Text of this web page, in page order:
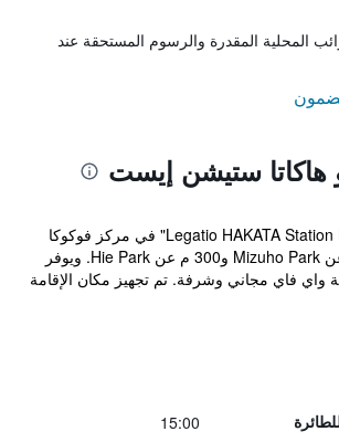
المحلية المقدرة والرسوم المستحقة عند
هاكاتا ستيشن إيست
يقع مكان إقامة "Legatio HAKATA Station East" في مركز فوكوكا
ويبعد مسافة 200 م عن Mizuho Park و300 م عن Hie Park. ويوفر
واي فاي مجاني وشرفة. تم تجهيز مكان الإقامة
15:00